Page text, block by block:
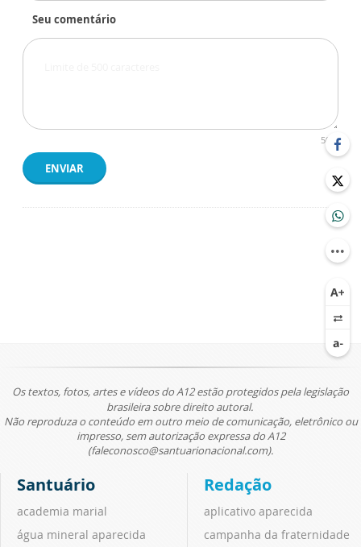
Seu comentário
500
ENVIAR
Os textos, fotos, artes e vídeos do A12 estão protegidos pela legislação
brasileira sobre direito autoral.
Não reproduza o conteúdo em outro meio de comunicação, eletrônico ou
impresso, sem autorização expressa do A12
(faleconosco@santuarionacional.com).
Santuário
academia marial
água mineral aparecida
Redação
aplicativo aparecida
campanha da fraternidade